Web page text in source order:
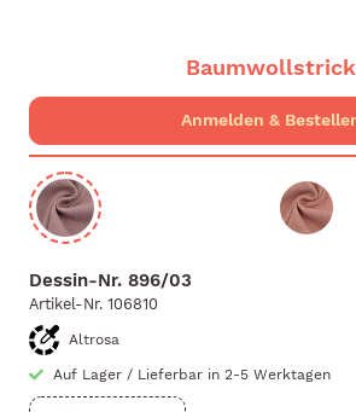
Baumwollstrick
Dessin-Nr. 896/03
Artikel-Nr. 106810
Altrosa
Auf Lager / Lieferbar in 2-5 Werktagen